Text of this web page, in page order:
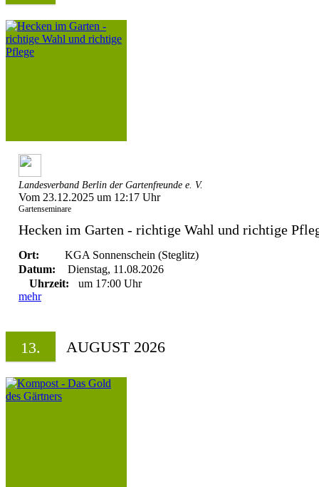
Landesverband Berlin der Gartenfreunde e. V.
Vom 23.12.2025 um 12:17 Uhr
Gartenseminare
Hecken im Garten - richtige Wahl und richtige
Ort:
KGA Sonnenschein (Steglitz)
Datum:
Dienstag, 11.08.2026
Uhrzeit:
um 17:00 Uhr
mehr
13. AUGUST 2026